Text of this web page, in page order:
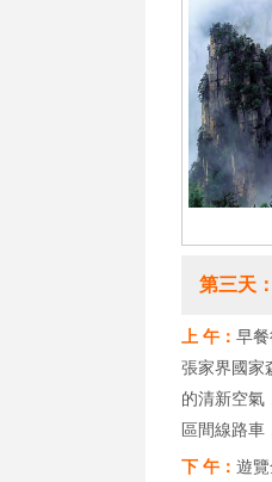
第三天
上 午： 早
張家界國家
的清新空氣
區間線路車
下 午： 遊